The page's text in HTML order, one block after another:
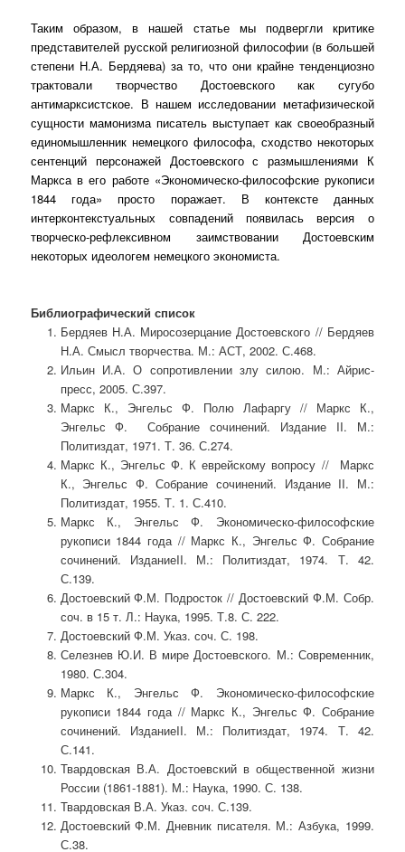
Таким образом, в нашей статье мы подвергли критике
представителей русской религиозной философии (в большей
степени Н.А. Бердяева) за то, что они крайне тенденциозно
трактовали творчество Достоевского как сугубо
антимарксистское. В нашем исследовании метафизической
сущности мамонизма писатель выступает как своеобразный
единомышленник немецкого философа, сходство некоторых
сентенций персонажей Достоевского с размышлениями К
Маркса в его работе «Экономическо-философские рукописи
1844 года» просто поражает. В контексте данных
интерконтекстуальных совпадений появилась версия о
творческо-рефлексивном заимствовании Достоевским
некоторых идеологем немецкого экономиста.
Библиографический список
Бердяев Н.А. Миросозерцание Достоевского // Бердяев
Н.А. Смысл творчества. М.: АСТ, 2002. С.468.
Ильин И.А. О сопротивлении злу силою. М.: Айрис-
пресс, 2005. С.397.
Маркс К., Энгельс Ф. Полю Лафаргу // Маркс К.,
Энгельс Ф. Собрание сочинений. Издание II. М.:
Политиздат, 1971. Т. 36. С.274.
Маркс К., Энгельс Ф. К еврейскому вопросу // Маркс
К., Энгельс Ф. Собрание сочинений. Издание II. М.:
Политиздат, 1955. Т. 1. С.410.
Маркс К., Энгельс Ф. Экономическо-философские
рукописи 1844 года // Маркс К., Энгельс Ф. Собрание
сочинений. ИзданиеII. М.: Политиздат, 1974. Т. 42.
С.139.
Достоевский Ф.М. Подросток // Достоевский Ф.М. Собр.
соч. в 15 т. Л.: Наука, 1995. Т.8. С. 222.
Достоевский Ф.М. Указ. соч. С. 198.
Селезнев Ю.И. В мире Достоевского. М.: Современник,
1980. С.304.
Маркс К., Энгельс Ф. Экономическо-философские
рукописи 1844 года // Маркс К., Энгельс Ф. Собрание
сочинений. ИзданиеII. М.: Политиздат, 1974. Т. 42.
С.141.
Твардовская В.А. Достоевский в общественной жизни
России (1861-1881). М.: Наука, 1990. С. 138.
Твардовская В.А. Указ. соч. С.139.
Достоевский Ф.М. Дневник писателя. М.: Азбука, 1999.
С.38.